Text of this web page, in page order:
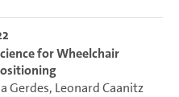
for Wheelchair
Gerdes, Leonard Caanitz